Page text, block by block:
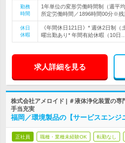
勤務
時間
1年単位の変形労働時間制（週平
所定労働時間／1896時間00分※残
休日
休暇
《年間休日121日》* 週休2日制
曜出勤あり* 年間有給休暇（10日…
求人詳細を見る
株式会社アメロイド | ＃液体浄化装置の
手当充実
福岡／環境製品の【サービスエン
正社員 職種・業種未経験OK 転勤なし